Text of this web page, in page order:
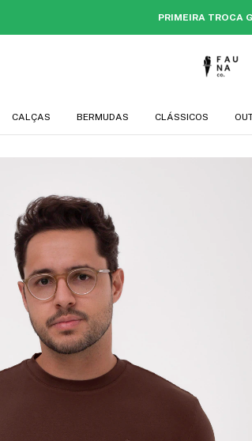
PRIMEIRA TROCA
CALÇAS BERMUDAS CLÁSSICOS